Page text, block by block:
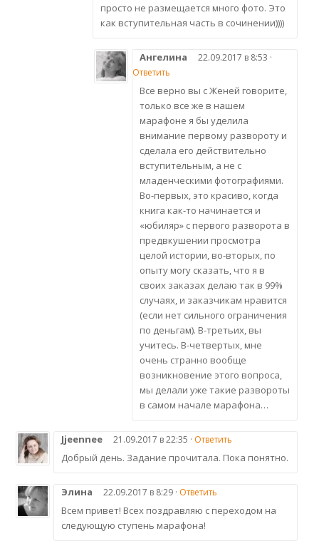
просто не размещается много фото. Это
как вступительная часть в сочинении))))
Ангелина
22.09.2017 в 8:53 ·
Ответить
Все верно вы с Женей говорите,
только все же в нашем
марафоне я бы уделила
внимание первому развороту и
сделала его действительно
вступительным, а не с
младенческими фотографиями.
Во-первых, это красиво, когда
книга как-то начинается и
«юбиляр» с первого разворота в
предвкушении просмотра
целой истории, во-вторых, по
опыту могу сказать, что я в
своих заказах делаю так в 99%
случаях, и заказчикам нравится
(если нет сильного ограничения
по деньгам). В-третьих, вы
учитесь. В-четвертых, мне
очень странно вообще
возникновение этого вопроса,
мы делали уже такие развороты
в самом начале марафона…
Jjeennee 21.09.2017 в 22:35 · Ответить
Добрый день. Задание прочитала. Пока понятно.
Элина 22.09.2017 в 8:29 · Ответить
Всем привет! Всех поздравляю с переходом на
следующую ступень марафона!